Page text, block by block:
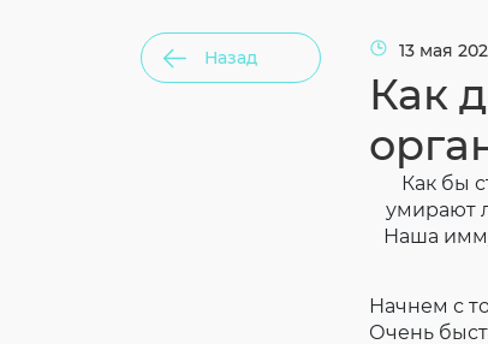
Назад 13 мая
Как
Как бы
умирают
Наша
Начнем с
Очень